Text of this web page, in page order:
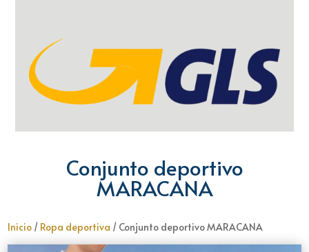
Conjunto deportivo
MARACANA
Inicio / Ropa deportiva / Conjunto deportivo MARACANA